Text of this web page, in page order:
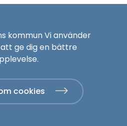
kommun Vi använder
ge dig en bättre
cookies